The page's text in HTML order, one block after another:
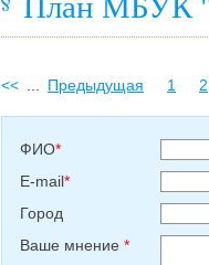
<< Предыдущая 1 2
ФИО*
E-mail*
Город
Ваше мнение *